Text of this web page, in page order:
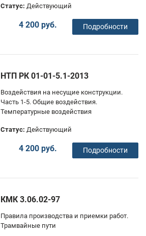
Статус: Действующий
4 200 руб. Подробности
НТП РК 01-01-5.1-2013
Воздействия на несущие конструкции.
Часть 1-5. Общие воздействия.
Температурные воздействия
Статус: Действующий
4 200 руб. Подробности
КМК 3.06.02-97
Правила производства и приемки работ.
Трамвайные пути